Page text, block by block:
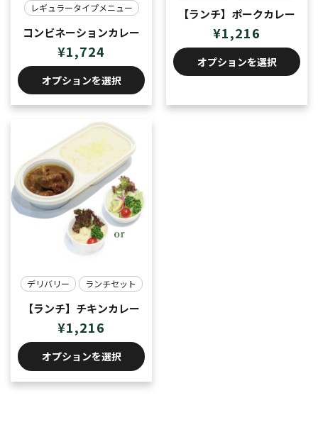
レギュラータイプメニュー
コンビネーションカレー
¥1,724
オプションを選択
【ランチ】ポークカレー
¥1,216
オプションを選択
デリバリー ランチセット
【ランチ】チキンカレー
¥1,216
オプションを選択